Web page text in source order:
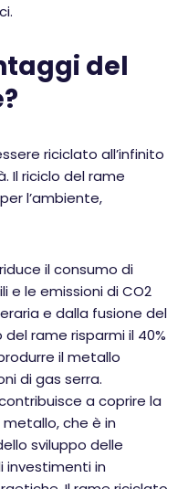
del
riciclato all’infinito
Il riciclo del rame
l’ambiente,
il consumo di
e le emissioni di CO2
e dalla fusione del
rame risparmi il 40%
il metallo
di gas serra.
a coprire la
che è in
sviluppo delle
investimenti in